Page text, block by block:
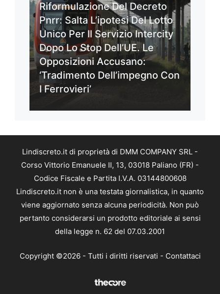
Riformulazione Del Decreto
Pnrr: Salta L’ipotesi Del Lotto
Unico Per Il Servizio Intercity
Dopo Lo Stop Dell’UE. Le
Opposizioni Accusano:
‘Tradimento Dell’impegno Con
I Ferrovieri’
Lindiscreto.it di proprietà di DMM COMPANY SRL -
Corso Vittorio Emanuele II, 13, 03018 Paliano (FR) -
Codice Fiscale e Partita I.V.A. 03144800608
Lindiscreto.it non è una testata giornalistica, in quanto
viene aggiornato senza alcuna periodicità. Non può
pertanto considerarsi un prodotto editoriale ai sensi
della legge n. 62 del 07.03.2001
Copyright ©2026 - Tutti i diritti riservati - Contattaci